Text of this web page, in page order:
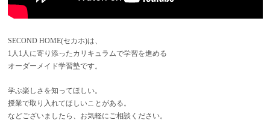
SECOND HOME(セカホ)は、
1人1人に寄り添ったカリキュラムで学習を進める
オーダーメイド学習塾です。
学ぶ楽しさを知ってほしい。
授業で取り入れてほしいことがある。
などございましたら、お気軽にご相談ください。